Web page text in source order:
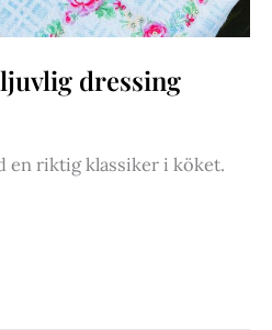
dressing
en riktig klassiker i köket.